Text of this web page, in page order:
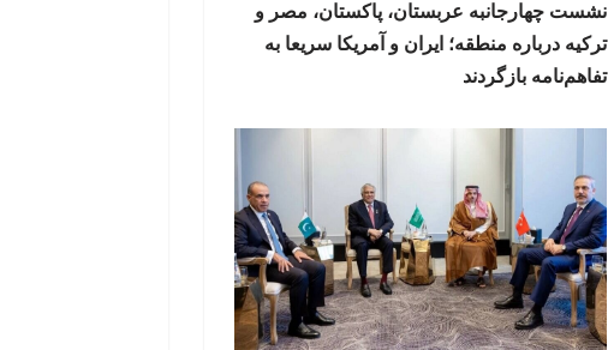
نشست چهارجانبه عربستان، پاکستان، مصر و
ترکیه درباره منطقه؛ ایران و آمریکا سریعا به
تفاهم‌نامه بازگردند